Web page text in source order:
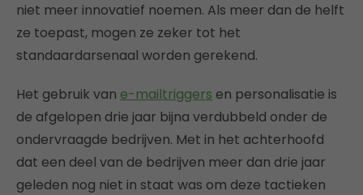
niet meer innovatief noemen. Als meer dan de helft
ze toepast, mogen ze zeker tot het
standaardarsenaal worden gerekend.
Het gebruik van e-mailtriggers en personalisatie is
de afgelopen drie jaar bijna verdubbeld onder de
ondervraagde bedrijven. Met in het achterhoofd
dat een deel van de bedrijven meer dan drie jaar
geleden nog niet in staat was om deze tactieken